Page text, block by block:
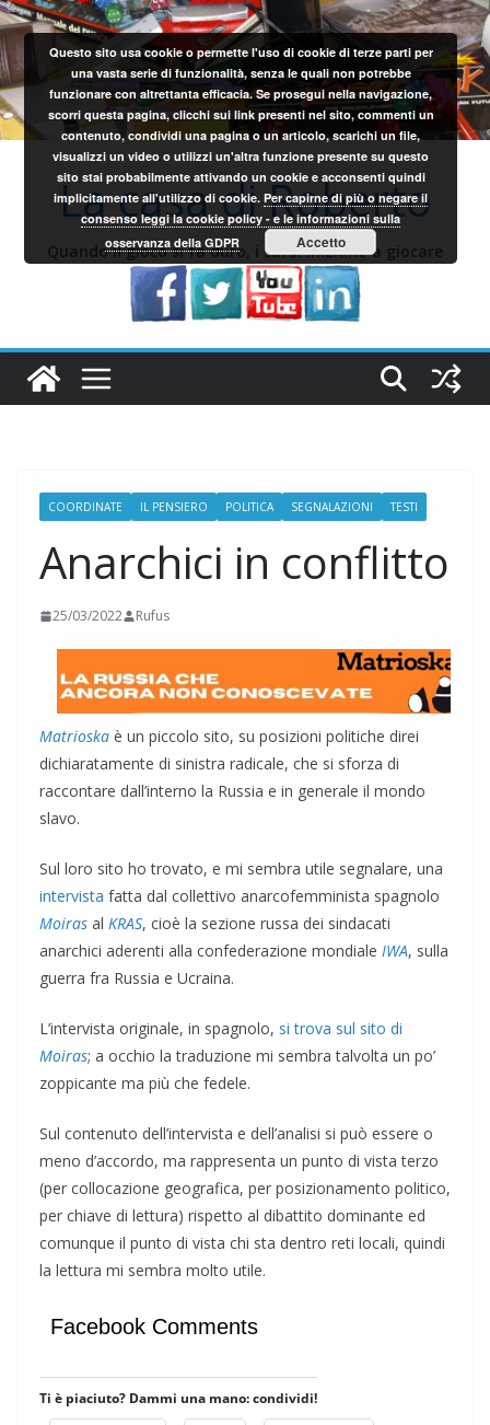
Salta
al
contenuto
La casa di Roberto
Quando il gioco si fa duro, i sardi iniziano a giocare
COORDINATE IL PENSIERO POLITICA SEGNALAZIONI TESTI
Anarchici in conflitto
25/03/2022 Rufus
Matrioska è un piccolo sito, su posizioni politiche direi
dichiaratamente di sinistra radicale, che si sforza di
raccontare dall’interno la Russia e in generale il mondo
slavo.
Sul loro sito ho trovato, e mi sembra utile segnalare, una
intervista fatta dal collettivo anarcofemminista spagnolo
Moiras al KRAS, cioè la sezione russa dei sindacati
anarchici aderenti alla confederazione mondiale IWA, sulla
guerra fra Russia e Ucraina.
L’intervista originale, in spagnolo, si trova sul sito di
Moiras; a occhio la traduzione mi sembra talvolta un po’
zoppicante ma più che fedele.
Sul contenuto dell’intervista e dell’analisi si può essere o
meno d’accordo, ma rappresenta un punto di vista terzo
(per collocazione geografica, per posizionamento politico,
per chiave di lettura) rispetto al dibattito dominante ed
comunque il punto di vista chi sta dentro reti locali, quindi
la lettura mi sembra molto utile.
Facebook Comments
Ti è piaciuto? Dammi una mano: condividi!
Questo sito usa cookie o permette l'uso di cookie di terze parti per
una vasta serie di funzionalità, senza le quali non potrebbe
funzionare con altrettanta efficacia. Se prosegui nella navigazione,
scorri questa pagina, clicchi sui link presenti nel sito, commenti un
contenuto, condividi una pagina o un articolo, scarichi un file,
visualizzi un video o utilizzi un'altra funzione presente su questo
sito stai probabilmente attivando un cookie e acconsenti quindi
implicitamente all'utilizzo di cookie.Per capirne di più o negare il
consenso leggi la cookie policy - e le informazioni sulla
osservanza della GDPR
Accetto